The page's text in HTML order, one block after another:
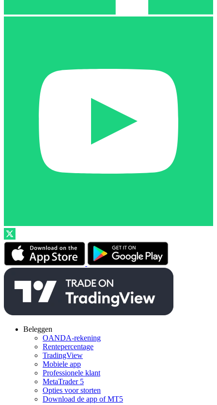
Beleggen
OANDA-rekening
Rentepercentage
TradingView
Mobiele app
Professionele klant
MetaTrader 5
Opties voor storten
Download de app of MT5